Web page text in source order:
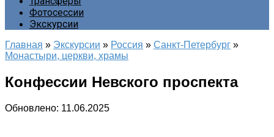
Фотосессии
Экскурсии
Главная » Экскурсии » Россия » Санкт-Петербург »
Монастыри, церкви, храмы
Конфессии Невского проспекта
Обновлено: 11.06.2025